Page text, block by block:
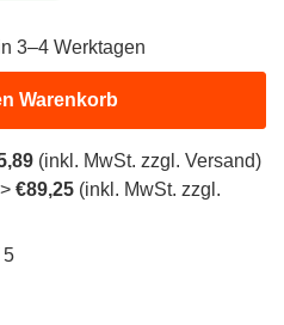
3–4 Werktagen
Warenkorb
(inkl. MwSt. zzgl. Versand)
€89,25 (inkl. MwSt. zzgl.
5